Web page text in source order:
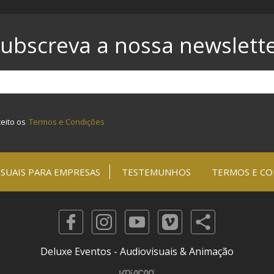
a nossa
os Termos e Condições
PARA EMPRESAS TESTEMUNHOS TERMOS E
Deluxe Eventos - Audiovisuais & Animação